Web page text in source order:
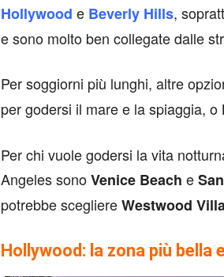
Hollywood e Beverly Hills,
e sono molto ben collegate dalle
Per soggiorni più lunghi, altre
per godersi il mare e la spiaggia, o
Per chi vuole godersi la vita
Angeles sonoVenice Beach e
potrebbe scegliereWestwood
Hollywood: la zona più bella